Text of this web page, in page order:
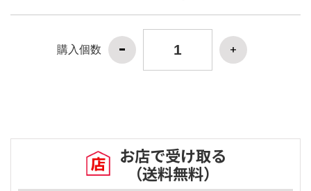
購入個数
お店で受け取る
（送料無料）